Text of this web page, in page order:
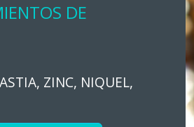
DE
ZINC, NIQUEL,